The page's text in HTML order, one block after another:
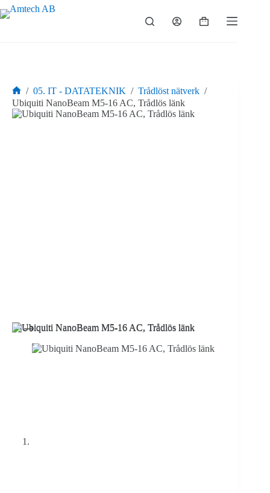
Hoppa
till
Varukorg
Hem
/ 05. IT - DATATEKNIK / Trådlöst nätverk /
Ubiquiti NanoBeam M5-16 AC, Trådlös länk